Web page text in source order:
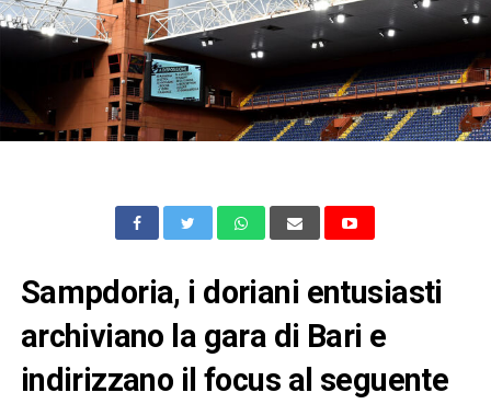
Sampdoria, i doriani entusiasti
archiviano la gara di Bari e
indirizzano il focus al seguente